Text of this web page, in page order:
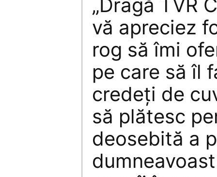
„Dragă TVR
vă apreciez
rog să îmi
pe care să îl
credeţi de
să plătesc
deosebită a